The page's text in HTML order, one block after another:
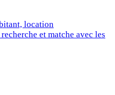
location
et matche avec les